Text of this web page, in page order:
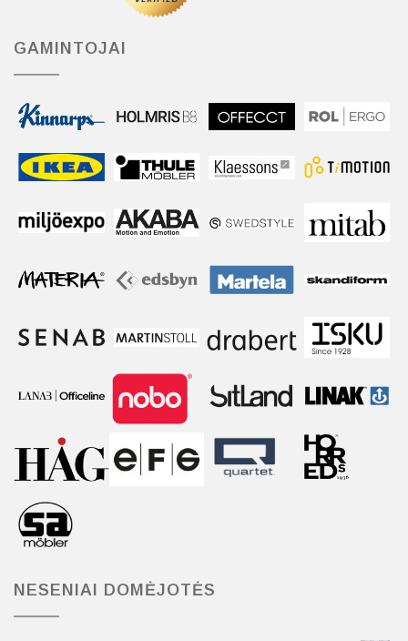
GAMINTOJAI
NESENIAI DOMĖJOTĖS